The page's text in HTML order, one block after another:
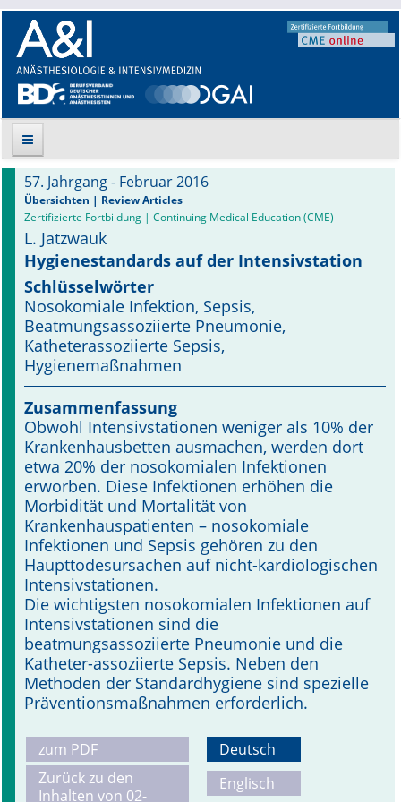
Suche
Aktuelle Ausgabe
Leitlinien
Archiv
Supplements
Supplements OrphanAnesthesia
Online First
A&I English
Mediadaten
Autoren-Service
Bestell-Service
Stellenmarkt
Kongresskalender
57. Jahrgang - Februar 2016
Übersichten | Review Articles
Zertifizierte Fortbildung | Continuing Medical Education (CME)
L. Jatzwauk
Hygienestandards auf der Intensivstation
Schlüsselwörter
Nosokomiale Infektion, Sepsis,
Beatmungsassoziierte Pneumonie,
Katheterassoziierte Sepsis,
Hygienemaßnahmen
Zusammenfassung
Obwohl Intensivstationen weniger als 10% der
Krankenhausbetten ausmachen, werden dort
etwa 20% der nosokomialen Infektionen
erworben. Diese Infektionen erhöhen die
Morbidität und Mortalität von
Krankenhauspatienten – nosokomiale
Infektionen und Sepsis gehören zu den
Haupttodesursachen auf nicht-kardiologischen
Intensivstationen.
Die wichtigsten nosokomialen Infektionen auf
Intensivstationen sind die
beatmungsassoziierte Pneumonie und die
Katheter-assoziierte Sepsis. Neben den
Methoden der Standardhygiene sind spezielle
Präventionsmaßnahmen erforderlich.
zum PDF
Zurück zu den
Inhalten von 02-
Deutsch
Englisch